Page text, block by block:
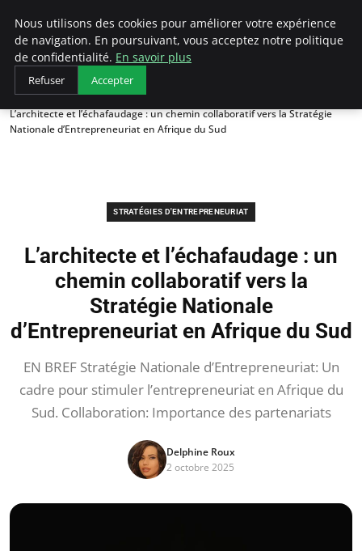
LECFCM
Accueil
Stratégies d'entrepreneuriat
L’architecte et l’échafaudage : un chemin collaboratif vers la Stratégie
Nationale d’Entrepreneuriat en Afrique du Sud
STRATÉGIES D'ENTREPRENEURIAT
L’architecte et l’échafaudage : un
chemin collaboratif vers la
Stratégie Nationale
d’Entrepreneuriat en Afrique du Sud
EN BREF Stratégie Nationale d’Entrepreneuriat: Un
cadre pour stimuler l’entrepreneuriat en Afrique du
Sud. Collaboration: Importance des partenariats
Delphine Roux
2 octobre 2025
Nous utilisons des cookies pour améliorer votre expérience
de navigation. En poursuivant, vous acceptez notre politique
de confidentialité. En savoir plus
Refuser Accepter